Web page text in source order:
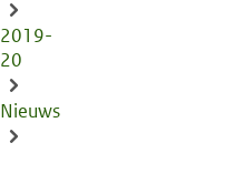
Kruimelpad
2019-
20
Nieuws